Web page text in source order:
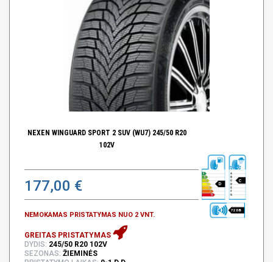
NEXEN WINGUARD SPORT 2 SUV (WU7) 245/50 R20
102V
177,00 €
NEMOKAMAS PRISTATYMAS NUO 2 VNT.
D
C
72 DB
GREITAS PRISTATYMAS
DYDIS: 245/50 R20 102V
SEZONAS: ŽIEMINĖS